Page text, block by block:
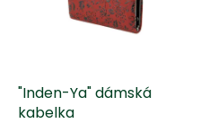
d"Inden-Ya" dámská
kabelka